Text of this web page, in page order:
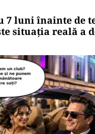
7 luni înainte de
situația reală a